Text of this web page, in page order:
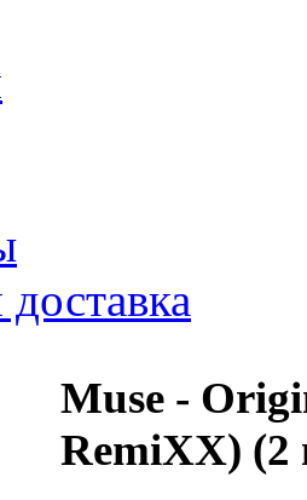
Muse -
RemiXX) (2